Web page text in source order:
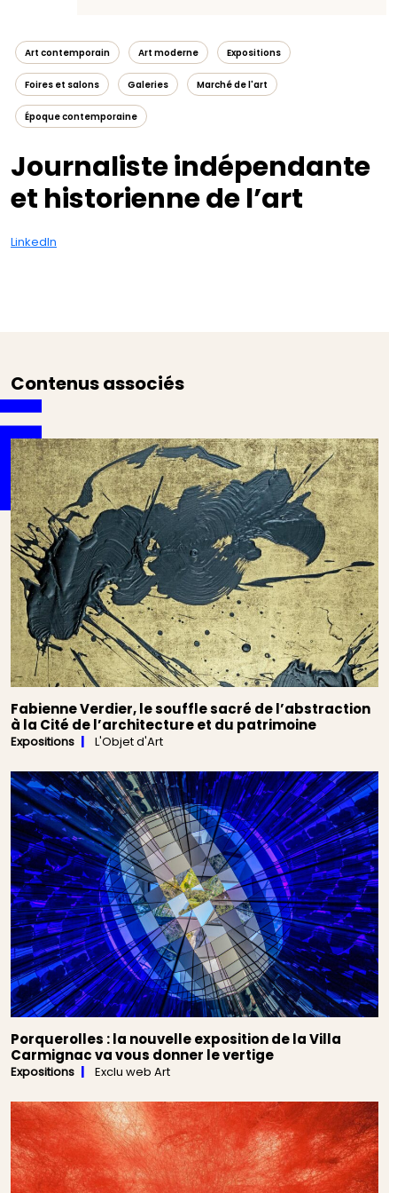
Art contemporain Art moderne Expositions
Foires et salons Galeries Marché de l'art
Époque contemporaine
Journaliste indépendante
et historienne de l’art
LinkedIn
Contenus associés
Fabienne Verdier, le souffle sacré de l’abstraction
à la Cité de l’architecture et du patrimoine
Expositions L'Objet d'Art
Porquerolles : la nouvelle exposition de la Villa
Carmignac va vous donner le vertige
Expositions Exclu web Art